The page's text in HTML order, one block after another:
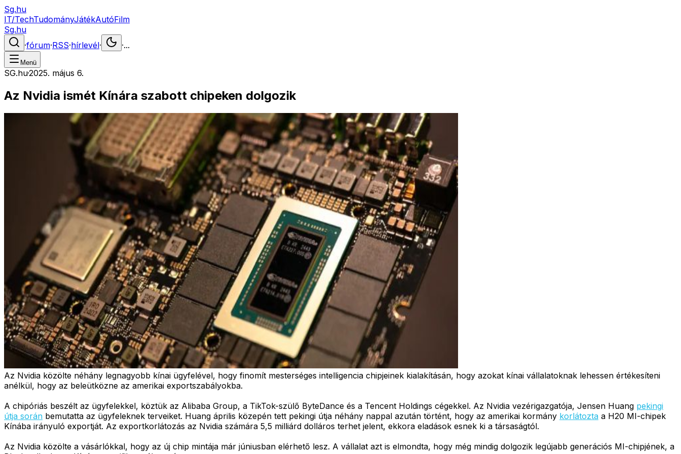
Sg.hu
IT/TechTudományJátékAutóFilm
Sg.hu
·fórum·RSS·hírlevél· ·...
Menü
SG.hu·2025. május 6.
Az Nvidia ismét Kínára szabott chipeken dolgozik
Az Nvidia közölte néhány legnagyobb kínai ügyfelével, hogy finomít mesterséges intelligencia chipjeinek kialakításán, hogy azokat kínai vállalatoknak lehessen értékesíteni
anélkül, hogy az beleütközne az amerikai exportszabályokba.
A chipóriás beszélt az ügyfelekkel, köztük az Alibaba Group, a TikTok-szülő ByteDance és a Tencent Holdings cégekkel. Az Nvidia vezérigazgatója, Jensen Huang pekingi
útja során bemutatta az ügyfeleknek terveiket. Huang április közepén tett pekingi útja néhány nappal azután történt, hogy az amerikai kormány korlátozta a H20 MI-chipek
Kínába irányuló exportját. Az exportkorlátozás az Nvidia számára 5,5 milliárd dolláros terhet jelent, ekkora eladások esnek ki a társaságtól.
Az Nvidia közölte a vásárlókkal, hogy az új chip mintája már júniusban elérhető lesz. A vállalat azt is elmondta, hogy még mindig dolgozik legújabb generációs MI-chipjének, a